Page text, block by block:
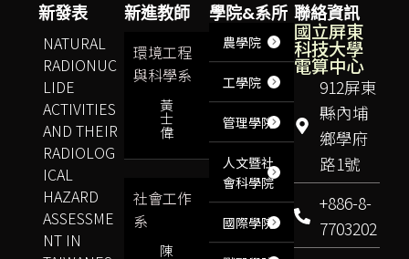
聯絡資訊
國立屏東
科技大學
電算中心
912屏東
縣內埔
鄉學府
路1號
+886-8-
7703202
學院&系所
農學院
工學院
管理學院
人文暨社
會科學院
國際學院
新進教師
環境工程
與科學系
黃
士
偉
社會工作
系
陳
新發表
NATURAL
RADIONUC
LIDE
ACTIVITIES
AND THEIR
RADIOLOG
ICAL
HAZARD
ASSESSME
NT IN